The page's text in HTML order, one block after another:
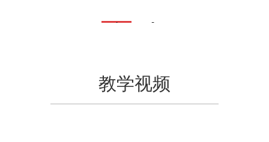
1 2
教学视频